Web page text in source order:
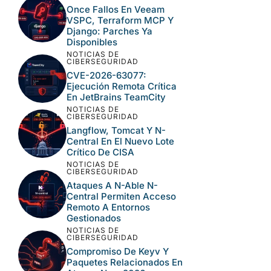
Once Fallos En Veeam
VSPC, Terraform MCP Y
Django: Parches Ya
Disponibles
NOTICIAS DE
CIBERSEGURIDAD
CVE-2026-63077:
Ejecución Remota Crítica
En JetBrains TeamCity
NOTICIAS DE
CIBERSEGURIDAD
Langflow, Tomcat Y N-
Central En El Nuevo Lote
Crítico De CISA
NOTICIAS DE
CIBERSEGURIDAD
Ataques A N-Able N-
Central Permiten Acceso
Remoto A Entornos
Gestionados
NOTICIAS DE
CIBERSEGURIDAD
Compromiso De Keyv Y
Paquetes Relacionados En